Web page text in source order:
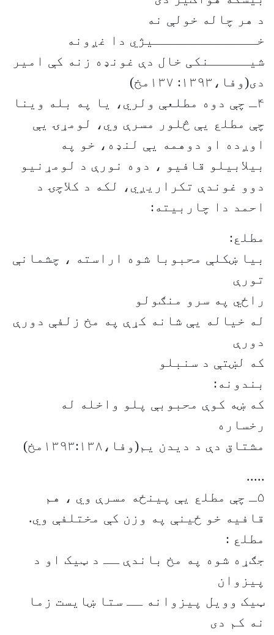
د هر چاله خولې نه
خـــــــــــــیژي دا غږونه
شیـــــنکی خال دې غونډه زنه کې امیر
دی(وفا،۱۳۹۳: ۱۳۷مخ)
۴ـ چې دوه مطلعې ولري، یا په بله وینا
چې مطلع یې څلور مسرې وي، لومړۍ یې
اوږده او دوهمه یې لنډه، خو په
بیلابیلو قافیو ، دوه نورې د لومړنیو
دوو غوندې تکراریږي، لکه د کلاچۍ د
احمد دا چاربیته:
مطلع:
بیا ښکلې محبوبا شوه اراسته ، چشمانې
تورې
راځي په سرو منګولو
له خیاله یې شانه کړې په مخ زلفې دورې
دورې
که لښتې د سنبلو
بندونه:
که ښه کوې محبوبې پلو واخله له
رخساره
مشتاق دې د دیدن یم(وفا،۱۳۹۳:۱۳۸مخ)
.....
۵ـ چې مطلع یې پینځه مسرې وي ، هم
قافیه خو ځینې په وزن کې مختلفې وي.
مطلع :
جګړه شوه په مخ باندې ــ د ټیک او د
پیزوان
ټیک وویل پیزوانه ــ ستا ښایست زما
نه کم دی